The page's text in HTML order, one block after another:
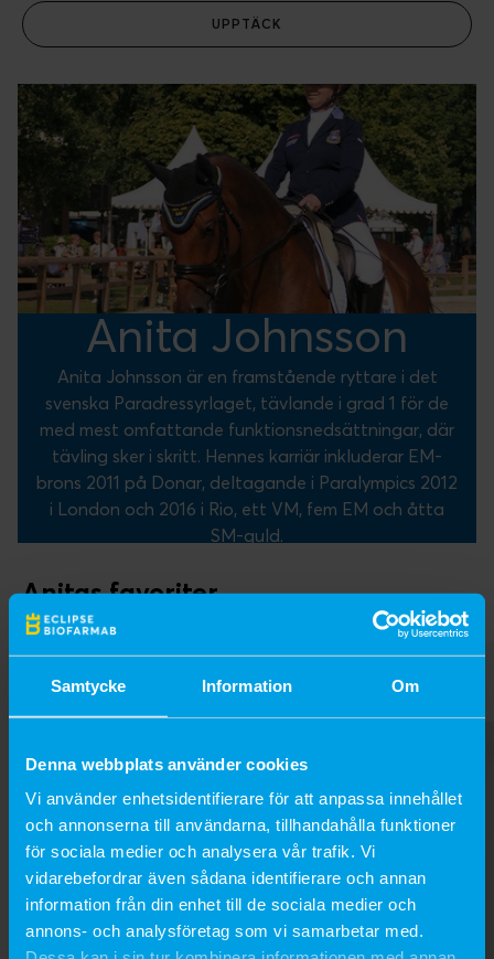
Samtycke Information Om
Denna webbplats använder cookies
Vi använder enhetsidentifierare för att anpassa innehållet
och annonserna till användarna, tillhandahålla funktioner
för sociala medier och analysera vår trafik. Vi
vidarebefordrar även sådana identifierare och annan
information från din enhet till de sociala medier och
annons- och analysföretag som vi samarbetar med.
UPPTÄCK
Anita Johnsson
Anita Johnsson är en framstående ryttare i det
svenska Paradressyrlaget, tävlande i grad 1 för de
med mest omfattande funktionsnedsättningar, där
tävling sker i skritt. Hennes karriär inkluderar EM-
brons 2011 på Donar, deltagande i Paralympics 2012
i London och 2016 i Rio, ett VM, fem EM och åtta
SM-guld.
Anitas favoriter